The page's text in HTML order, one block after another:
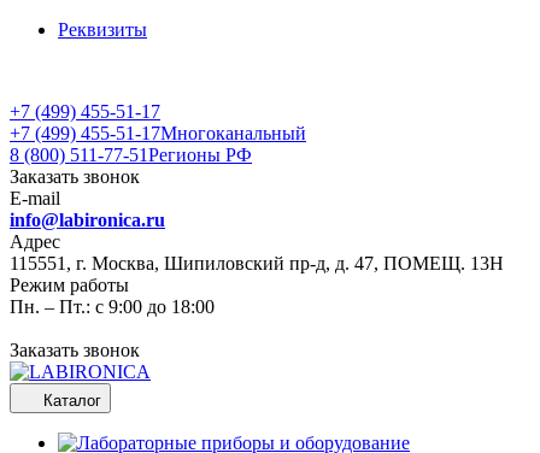
Реквизиты
+7 (499) 455-51-17
+7 (499) 455-51-17Многоканальный
8 (800) 511-77-51Регионы РФ
Заказать звонок
E-mail
info@labironica.ru
Адрес
115551, г. Москва, Шипиловский пр-д, д. 47, ПОМЕЩ. 13Н
Режим работы
Пн. – Пт.: с 9:00 до 18:00
Заказать звонок
Каталог